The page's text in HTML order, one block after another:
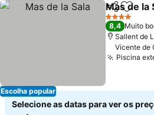
Escolha popular
Partilhar
Mas de la
4 Estrelas
8,4 Muito
Sallent de
Vicente de
Piscina
Selecione as datas para ver os